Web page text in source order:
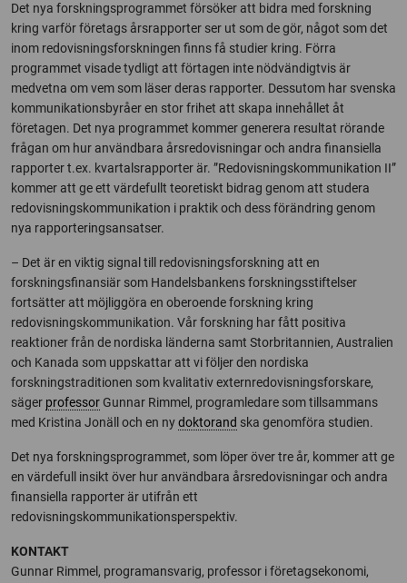
Det nya forskningsprogrammet försöker att bidra med forskning
kring varför företags årsrapporter ser ut som de gör, något som det
inom redovisningsforskningen finns få studier kring. Förra
programmet visade tydligt att förtagen inte nödvändigtvis är
medvetna om vem som läser deras rapporter. Dessutom har svenska
kommunikationsbyråer en stor frihet att skapa innehållet åt
företagen. Det nya programmet kommer generera resultat rörande
frågan om hur användbara årsredovisningar och andra finansiella
rapporter t.ex. kvartalsrapporter är. ”Redovisningskommunikation II”
kommer att ge ett värdefullt teoretiskt bidrag genom att studera
redovisningskommunikation i praktik och dess förändring genom
nya rapporteringsansatser.
– Det är en viktig signal till redovisningsforskning att en
forskningsfinansiär som Handelsbankens forskningsstiftelser
fortsätter att möjliggöra en oberoende forskning kring
redovisningskommunikation. Vår forskning har fått positiva
reaktioner från de nordiska länderna samt Storbritannien, Australien
och Kanada som uppskattar att vi följer den nordiska
forskningstraditionen som kvalitativ externredovisningsforskare,
säger professor Gunnar Rimmel, programledare som tillsammans
med Kristina Jonäll och en nydoktorand ska genomföra studien.
Det nya forskningsprogrammet, som löper över tre år, kommer att ge
en värdefull insikt över hur användbara årsredovisningar och andra
finansiella rapporter är utifrån ett
redovisningskommunikationsperspektiv.
KONTAKT
Gunnar Rimmel, programansvarig, professor i företagsekonomi,